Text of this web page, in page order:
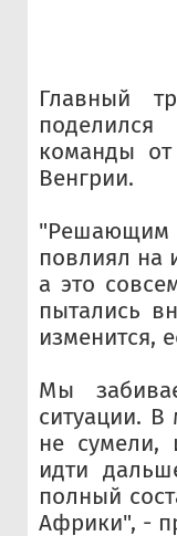
Главный
команды
Венгрии.
"Решающим
повлиял на
а это
пытались
изменится,
Мы
ситуации.
не сумели,
идти
полный
Африки", -